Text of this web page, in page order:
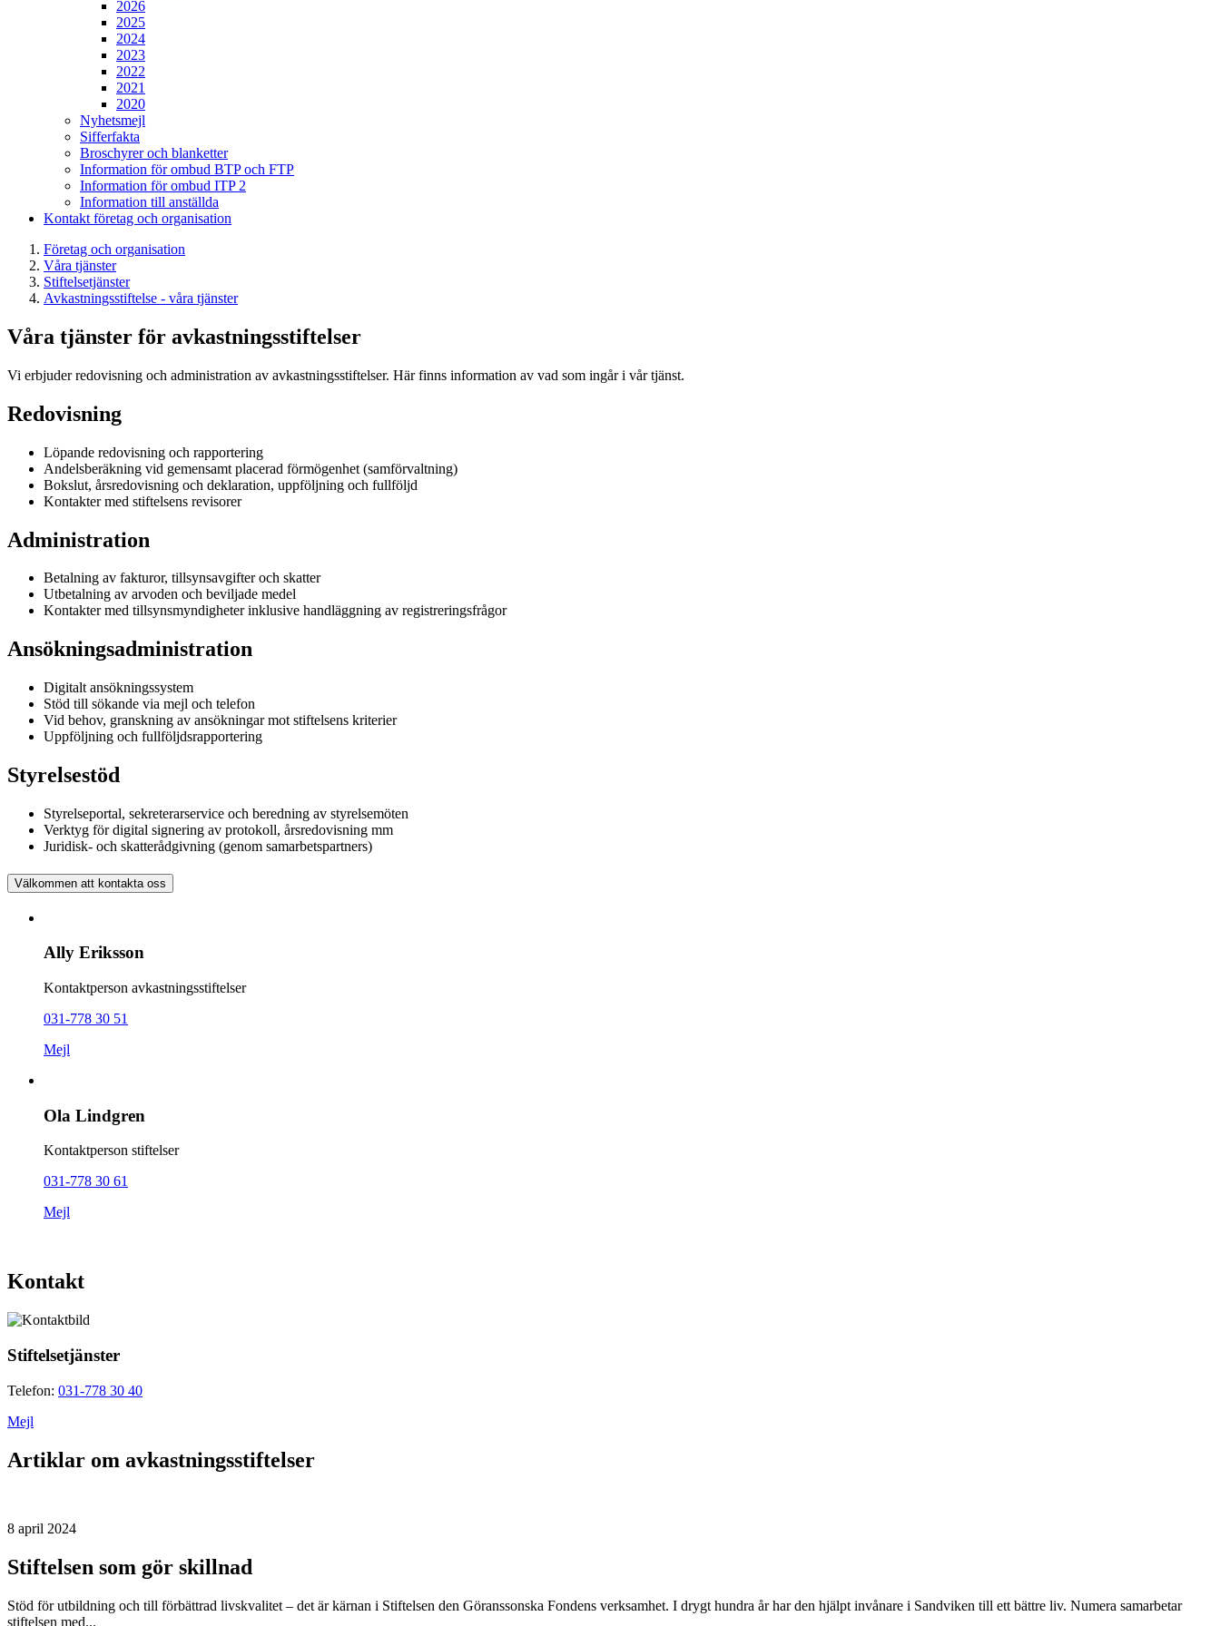
2026
2025
2024
2023
2022
2021
2020
Nyhetsmejl
Sifferfakta
Broschyrer och blanketter
Information för ombud BTP och FTP
Information för ombud ITP 2
Information till anställda
Kontakt företag och organisation
Företag och organisation
Våra tjänster
Stiftelsetjänster
Avkastningsstiftelse - våra tjänster
Våra tjänster för avkastningsstiftelser
Vi erbjuder redovisning och administration av avkastningsstiftelser. Här finns information av vad som ingår i vår tjänst.
Redovisning
Löpande redovisning och rapportering
Andelsberäkning vid gemensamt placerad förmögenhet (samförvaltning)
Bokslut, årsredovisning och deklaration, uppföljning och fullföljd
Kontakter med stiftelsens revisorer
Administration
Betalning av fakturor, tillsynsavgifter och skatter
Utbetalning av arvoden och beviljade medel
Kontakter med tillsynsmyndigheter inklusive handläggning av registreringsfrågor
Ansökningsadministration
Digitalt ansökningssystem
Stöd till sökande via mejl och telefon
Vid behov, granskning av ansökningar mot stiftelsens kriterier
Uppföljning och fullföljdsrapportering
Styrelsestöd
Styrelseportal, sekreterarservice och beredning av styrelsemöten
Verktyg för digital signering av protokoll, årsredovisning mm
Juridisk- och skatterådgivning (genom samarbetspartners)
Välkommen att kontakta oss
Ally Eriksson
Kontaktperson avkastningsstiftelser
031-778 30 51
Mejl
Ola Lindgren
Kontaktperson stiftelser
031-778 30 61
Mejl
Kontakt
Stiftelsetjänster
Telefon: 031-778 30 40
Mejl
Artiklar om avkastningsstiftelser
8 april 2024
Stiftelsen som gör skillnad
Stöd för utbildning och till förbättrad livskvalitet – det är kärnan i Stiftelsen den Göranssonska Fondens verksamhet. I drygt hundra år har den hjälpt invånare i Sandviken till ett bättre liv. Numera samarbetar
stiftelsen med...